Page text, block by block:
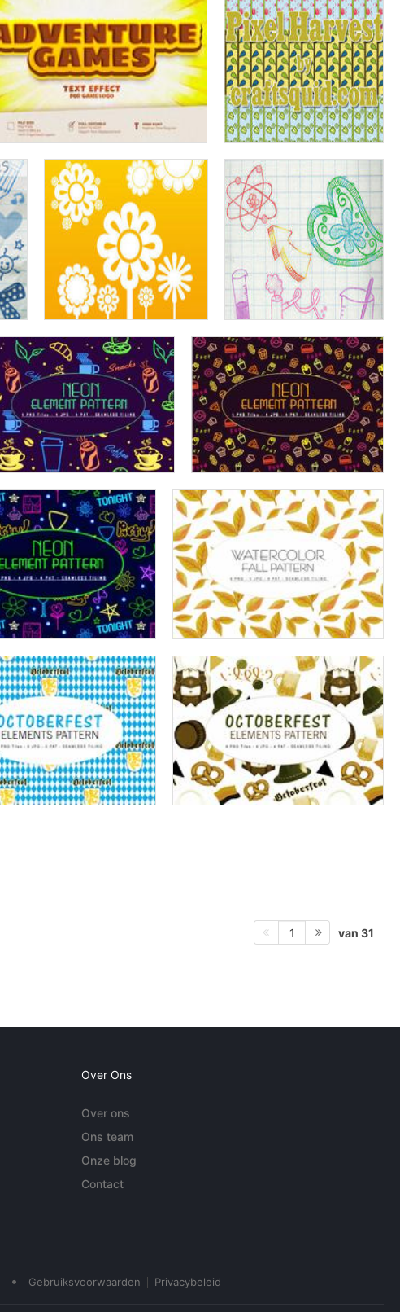
1 van 31
Over Ons
Over ons
Ons team
Onze blog
Contact
• Gebruiksvoorwaarden Privacybeleid